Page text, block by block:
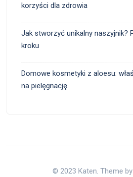
korzyści dla zdrowia
Jak stworzyć unikalny naszyjnik?
kroku
Domowe kosmetyki z aloesu:
na pielęgnację
© 2023 Katen. Theme